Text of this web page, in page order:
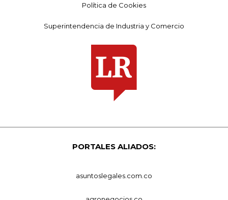
Política de Cookies
Superintendencia de Industria y Comercio
PORTALES ALIADOS:
asuntoslegales.com.co